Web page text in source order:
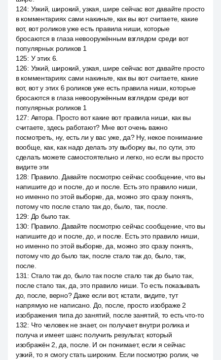
124: Узкий, широкий, узкая, шире сейчас вот давайте просто
в комментариях сами накиньте, как вы вот считаете, какие
вот, вот роликов уже есть правила ниши, которые
бросаются в глаза невооружённым взглядом среди вот
популярных роликов 1
125: У этих 6.
126: Узкий, широкий, узкая, шире сейчас вот давайте просто
в комментариях сами накиньте, как вы вот считаете, какие
вот, вот у этих 6 роликов уже есть правила ниши, которые
бросаются в глаза невооружённым взглядом среди вот
популярных роликов 1
127: Автора. Просто вот какие вот правила ниши, как вы
считаете, здесь работают? Мне вот очень важно
посмотреть, ну, есть ли у вас уже, да? Ну, некое понимание
вообще, как, как надо делать эту выборку вы, по сути, это
сделать можете самостоятельно и легко, но если вы просто
видите эти
128: Правило. Давайте посмотрю сейчас сообщение, что вы
напишите до и после, до и после. Есть это правило ниши,
но именно по этой выборке, да, можно это сразу понять,
потому что после стало так до, было, так, после.
129: До было так.
130: Правило. Давайте посмотрю сейчас сообщение, что вы
напишите до и после, до, и после. Есть это правило ниши,
но именно по этой выборке, да, можно это сразу понять,
потому что до было так, после стало так до, было, так,
после.
131 : Стало так до, было так после стало так до было так,
после стало так, да, это правило ниши. То есть показывать
до, после, верно? Даже если вот, кстати, видите, тут
напрямую не написано. До, после, просто изображе 2
изображения типа до занятий, после занятий, то есть что-то
132: Что человек не знает, он получает внутри ролика и
получа и имеет шанс получить результат, который
изображён 2, да, после. И он понимает, если я сейчас
узкий, то я смогу стать широким. Если посмотрю ролик, че